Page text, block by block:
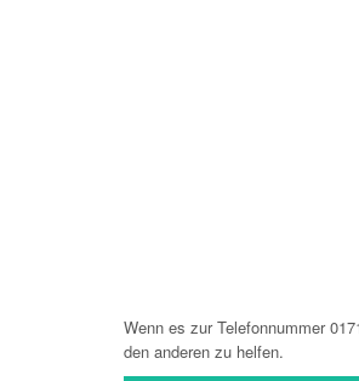
Wenn es zur Telefonnummer
den anderen zu helfen.